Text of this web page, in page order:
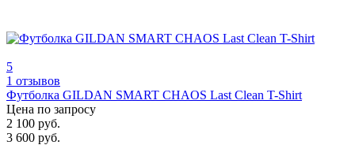
5
1 отзывов
Футболка GILDAN SMART CHAOS Last Clean T-Shirt
Цена по запросу
2 100 руб.
3 600 руб.